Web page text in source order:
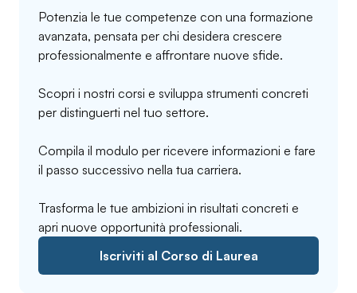
Potenzia le tue competenze con una formazione
avanzata, pensata per chi desidera crescere
professionalmente e affrontare nuove sfide.
Scopri i nostri corsi e sviluppa strumenti concreti
per distinguerti nel tuo settore.
Compila il modulo per ricevere informazioni e fare
il passo successivo nella tua carriera.
Trasforma le tue ambizioni in risultati concreti e
apri nuove opportunità professionali.
Iscriviti al Corso di Laurea